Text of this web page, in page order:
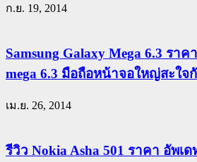
ก.ย. 19, 2014
Samsung Galaxy Mega 6.3 รา
mega 6.3 มือถือหน้าจอใหญ่สะใจ
เม.ย. 26, 2014
รีวิว Nokia Asha 501 ราคา อัพเ